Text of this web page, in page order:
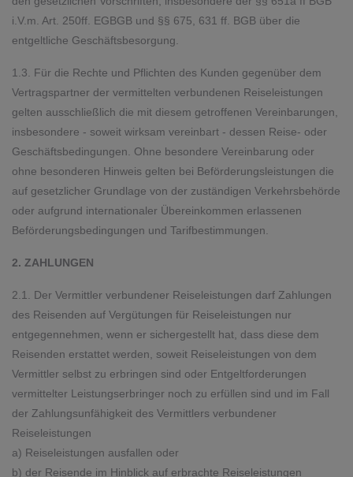
i.V.m. Art. 250ff. EGBGB und §§ 675, 631 ff. BGB über die
entgeltliche Geschäftsbesorgung.
1.3. Für die Rechte und Pflichten des Kunden gegenüber dem
Vertragspartner der vermittelten verbundenen Reiseleistungen
gelten ausschließlich die mit diesem getroffenen Vereinbarungen,
insbesondere - soweit wirksam vereinbart - dessen Reise- oder
Geschäftsbedingungen. Ohne besondere Vereinbarung oder
ohne besonderen Hinweis gelten bei Beförderungsleistungen die
auf gesetzlicher Grundlage von der zuständigen Verkehrsbehörde
oder aufgrund internationaler Übereinkommen erlassenen
Beförderungsbedingungen und Tarifbestimmungen.
2. ZAHLUNGEN
2.1. Der Vermittler verbundener Reiseleistungen darf Zahlungen
des Reisenden auf Vergütungen für Reiseleistungen nur
entgegennehmen, wenn er sichergestellt hat, dass diese dem
Reisenden erstattet werden, soweit Reiseleistungen von dem
Vermittler selbst zu erbringen sind oder Entgeltforderungen
vermittelter Leistungserbringer noch zu erfüllen sind und im Fall
der Zahlungsunfähigkeit des Vermittlers verbundener
Reiseleistungen
a) Reiseleistungen ausfallen oder
b) der Reisende im Hinblick auf erbrachte Reiseleistungen